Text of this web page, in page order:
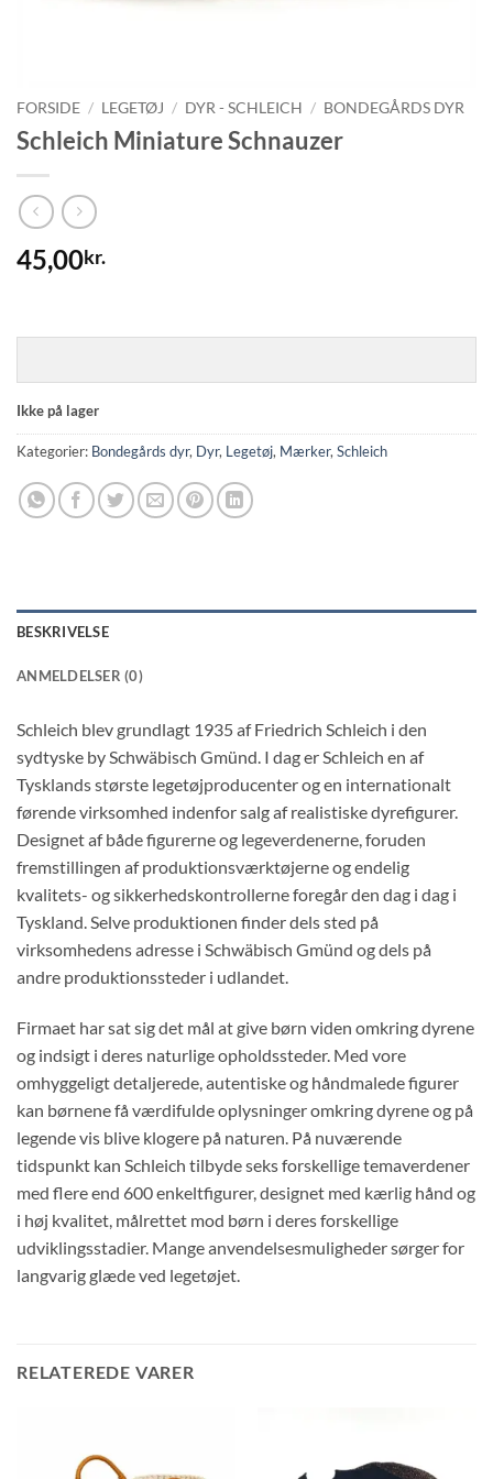
FORSIDE / LEGETØJ / DYR - SCHLEICH / BONDEGÅRDS DYR
Schleich Miniature Schnauzer
45,00kr.
Ikke på lager
Kategorier: Bondegårds dyr, Dyr, Legetøj, Mærker, Schleich
BESKRIVELSE
ANMELDELSER (0)
Schleich blev grundlagt 1935 af Friedrich Schleich i den
sydtyske by Schwäbisch Gmünd. I dag er Schleich en af
Tysklands største legetøjproducenter og en internationalt
førende virksomhed indenfor salg af realistiske dyrefigurer.
Designet af både figurerne og legeverdenerne, foruden
fremstillingen af produktionsværktøjerne og endelig
kvalitets- og sikkerhedskontrollerne foregår den dag i dag i
Tyskland. Selve produktionen finder dels sted på
virksomhedens adresse i Schwäbisch Gmünd og dels på
andre produktionssteder i udlandet.
Firmaet har sat sig det mål at give børn viden omkring dyrene
og indsigt i deres naturlige opholdssteder. Med vore
omhyggeligt detaljerede, autentiske og håndmalede figurer
kan børnene få værdifulde oplysninger omkring dyrene og på
legende vis blive klogere på naturen. På nuværende
tidspunkt kan Schleich tilbyde seks forskellige temaverdener
med flere end 600 enkeltfigurer, designet med kærlig hånd og
i høj kvalitet, målrettet mod børn i deres forskellige
udviklingsstadier. Mange anvendelsesmuligheder sørger for
langvarig glæde ved legetøjet.
RELATEREDE VARER